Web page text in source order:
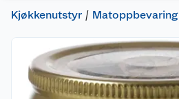
Kjøkkenutstyr Matoppbevaring